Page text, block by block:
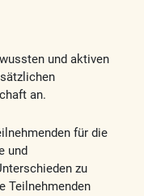
und aktiven
an.
für die
und
zu
Teilnehmenden